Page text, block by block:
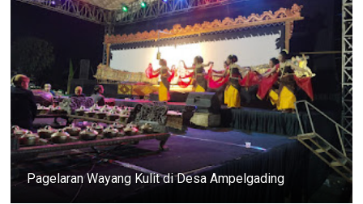
Pagelaran Wayang Kulit di Desa Ampelgading